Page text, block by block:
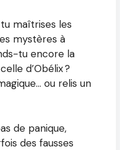
maîtrises les
mystères à
tu encore la
d’Obélix ?
ou relis un
de panique,
des fausses